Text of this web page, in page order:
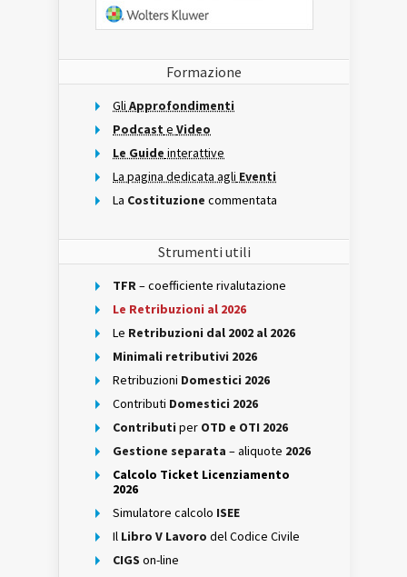
Formazione
Gli Approfondimenti
Podcast e Video
Le Guide interattive
La pagina dedicata agli Eventi
La Costituzione commentata
Strumenti utili
TFR– coefficiente rivalutazione
Le Retribuzioni al 2026
Le Retribuzioni dal 2002 al 2026
Minimali retributivi 2026
Retribuzioni Domestici 2026
Contributi Domestici 2026
Contributi per OTD e OTI 2026
Gestione separata – aliquote 2026
Calcolo Ticket Licenziamento
2026
Simulatore calcolo ISEE
Il Libro V Lavoro del Codice Civile
CIGS on-line